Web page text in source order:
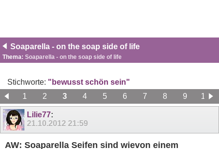
Soaparella - on the soap side of life
Thema: Soaparella - on the soap side of life
Stichworte: "bewusst schön sein"
1
2 3 4 5 6 7 8 9
10
11
12
Lilie77:
21.10.2012 21:59
AW: Soaparella Seifen sind wievon einem